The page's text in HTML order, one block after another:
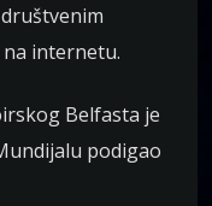
internetu.
Belfasta je
podigao